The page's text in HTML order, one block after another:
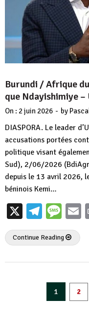
Burundi / Afrique
que Ndayishimiye
On : 2 juin 2026 - by
DIASPORA. Le leader
accusations portées
politique visant
Sud), 2/06/2026
depuis le 13 avril 2026,
béninois Kemi…
X
Continue Reading
Pagination
1 2